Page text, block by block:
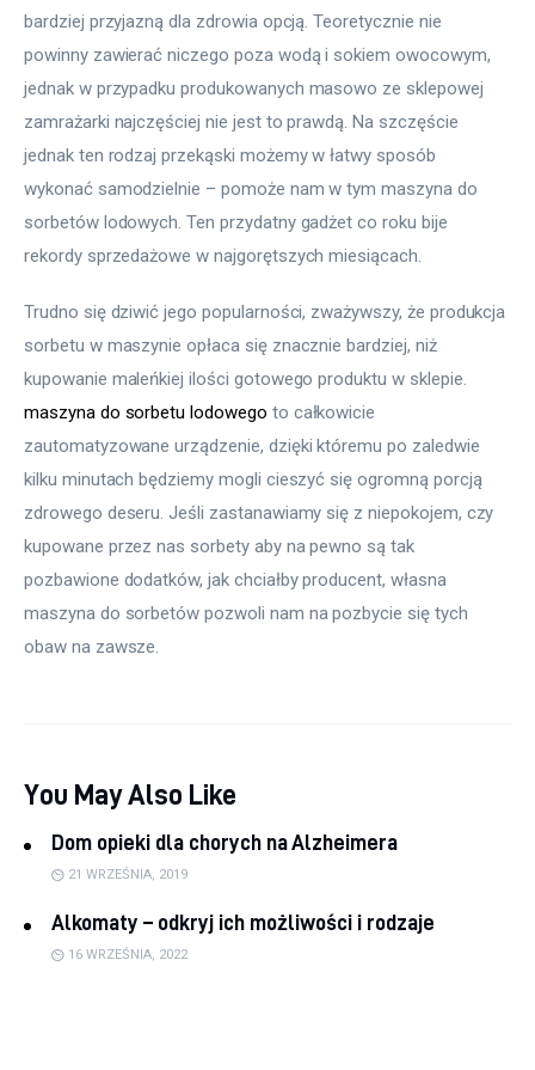
bardziej przyjazną dla zdrowia opcją. Teoretycznie nie
powinny zawierać niczego poza wodą i sokiem owocowym,
jednak w przypadku produkowanych masowo ze sklepowej
zamrażarki najczęściej nie jest to prawdą. Na szczęście
jednak ten rodzaj przekąski możemy w łatwy sposób
wykonać samodzielnie – pomoże nam w tym maszyna do
sorbetów lodowych. Ten przydatny gadżet co roku bije
rekordy sprzedażowe w najgorętszych miesiącach.
Trudno się dziwić jego popularności, zważywszy, że produkcja
sorbetu w maszynie opłaca się znacznie bardziej, niż
kupowanie maleńkiej ilości gotowego produktu w sklepie.
maszyna do sorbetu lodowego to całkowicie
zautomatyzowane urządzenie, dzięki któremu po zaledwie
kilku minutach będziemy mogli cieszyć się ogromną porcją
zdrowego deseru. Jeśli zastanawiamy się z niepokojem, czy
kupowane przez nas sorbety aby na pewno są tak
pozbawione dodatków, jak chciałby producent, własna
maszyna do sorbetów pozwoli nam na pozbycie się tych
obaw na zawsze.
You May Also Like
Dom opieki dla chorych na Alzheimera
21 WRZEŚNIA, 2019
Alkomaty – odkryj ich możliwości i rodzaje
16 WRZEŚNIA, 2022